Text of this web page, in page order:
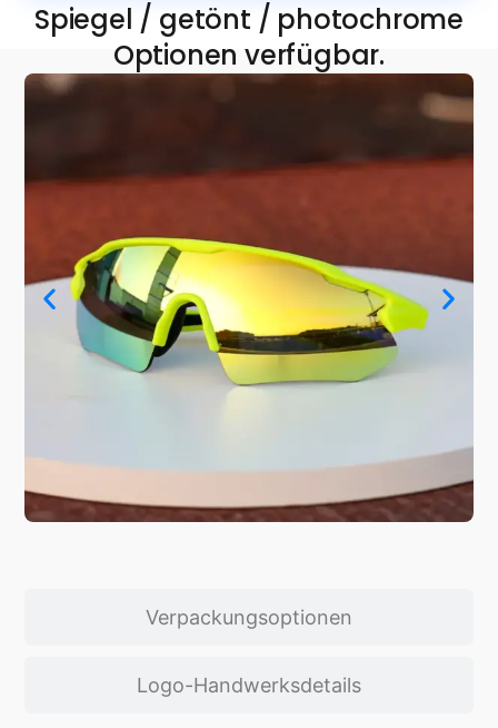
Verpackungsoptionen
Logo-Handwerksdetails
Spiegel / getönt / photochrome
Optionen verfügbar.